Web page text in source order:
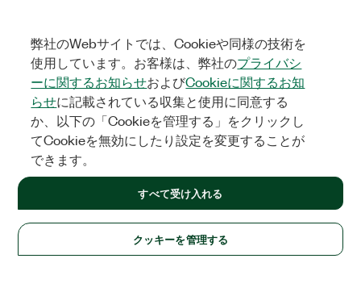
弊社のWebサイトでは、Cookieや同様の技術を
使用しています。お客様は、弊社のプライバシ
ーに関するお知らせおよびCookieに関するお知
らせに記載されている収集と使用に同意する
か、以下の「Cookieを管理する」をクリックし
てCookieを無効にしたり設定を変更することが
できます。
クッキーを管理する
すべて受け入れる